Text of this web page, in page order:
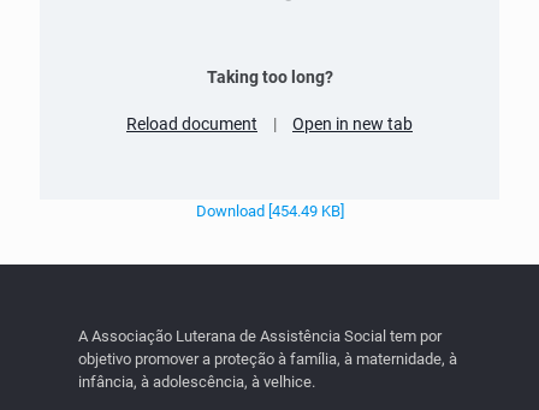
Taking too long?
Reload document | Open in new tab
Download [454.49 KB]
A Associação Luterana de Assistência Social tem por
objetivo promover a proteção à família, à maternidade, à
infância, à adolescência, à velhice.